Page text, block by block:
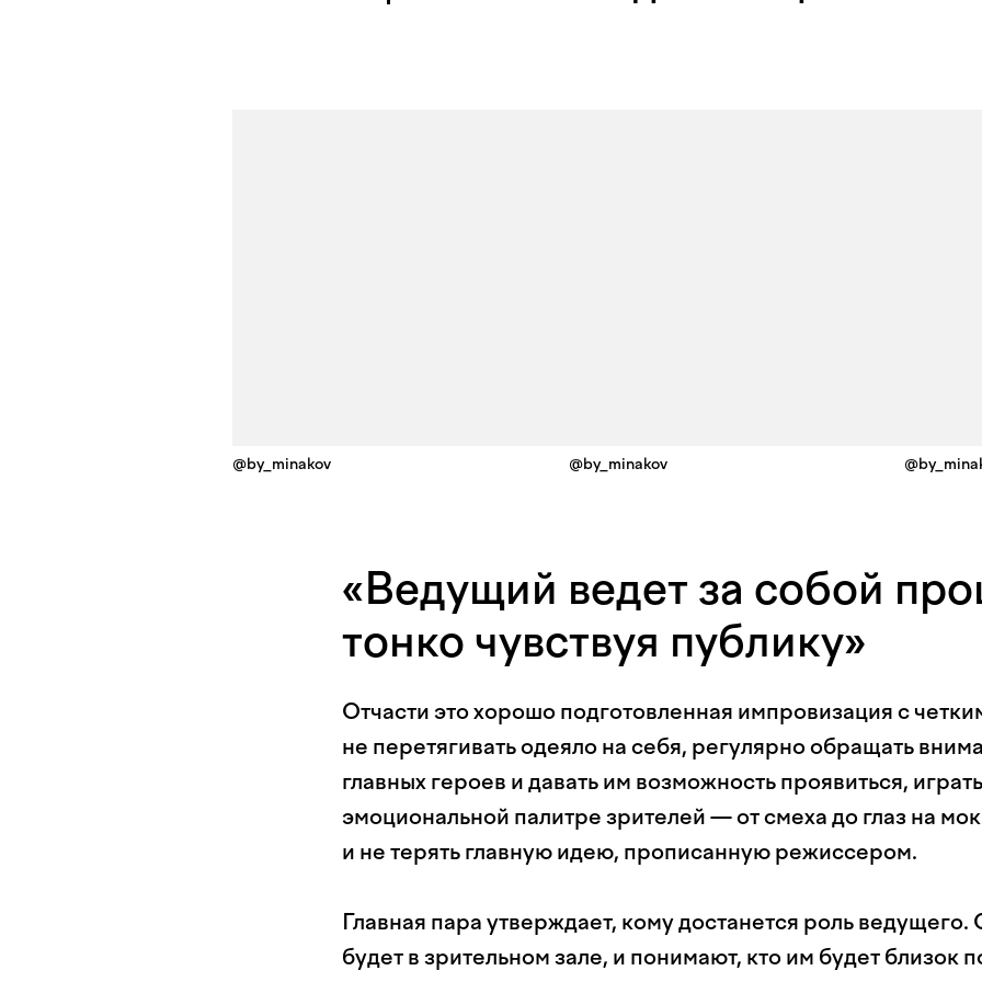
@by_minakov @by_minakov
«Ведущий ведет за собой
тонко чувствуя публику»
Отчасти это хорошо подготовленная импровизация с
не перетягивать одеяло на себя, регулярно обращать
главных героев и давать им возможность проявиться,
эмоциональной палитре зрителей — от смеха до глаз на
и не терять главную идею, прописанную режиссером.
Главная пара утверждает, кому достанется роль ведущего.
будет в зрительном зале, и понимают, кто им будет близок